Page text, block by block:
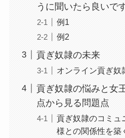
うに聞いたら良いで
例1
例2
貢ぎ奴隷の未来
オンライン貢ぎ奴
貢ぎ奴隷の悩みと女
点から見る問題点
貢ぎ奴隷のコミュ
様との関係性を築